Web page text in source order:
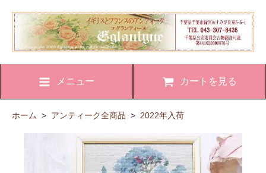
メニュー カートを見る
ホーム > アンティーク全商品 > 2022年入荷